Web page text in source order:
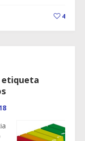
4
etiqueta